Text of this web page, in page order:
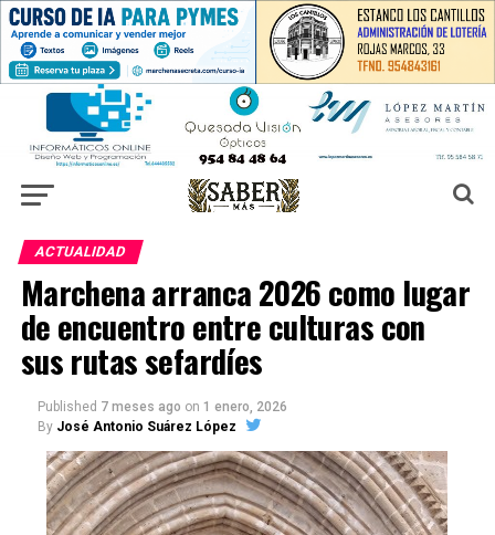
ACTUALIDAD
Marchena arranca 2026 como lugar
de encuentro entre culturas con
sus rutas sefardíes
Published 7 meses ago on 1 enero, 2026
By José Antonio Suárez López